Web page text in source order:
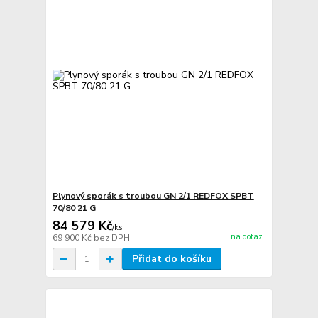
Plynový sporák s troubou GN 2/1 REDFOX SPBT
70/80 21 G
84 579 Kč/ks
69 900 Kč bez DPH na dotaz
Přidat do košíku